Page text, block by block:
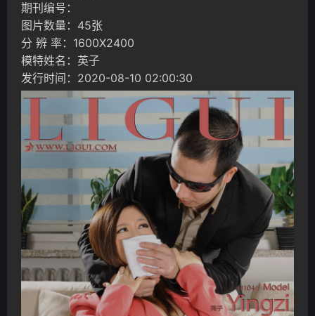
期刊编号：
图片数量：45张
分 辨 率：1600X2400
模特姓名：英子
发行时间：2020-08-10 02:00:30